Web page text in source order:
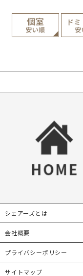
シェアーズとは
会社概要
プライバシーポリシー
サイトマップ